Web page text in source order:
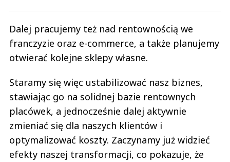
Dalej pracujemy też nad rentownością we
franczyzie oraz e-commerce, a także planujemy
otwierać kolejne sklepy własne.
Staramy się więc ustabilizować nasz biznes,
stawiając go na solidnej bazie rentownych
placówek, a jednocześnie dalej aktywnie
zmieniać się dla naszych klientów i
optymalizować koszty. Zaczynamy już widzieć
efekty naszej transformacji, co pokazuje, że